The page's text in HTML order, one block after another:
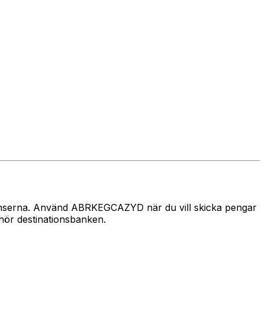
Använd ABRKEGCAZYD när du vill skicka pengar
destinationsbanken.